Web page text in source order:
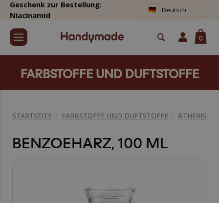
Geschenk zur Bestellung:
Niacinamid
Deutsch
0
FARBSTOFFE UND DUFTSTOFFE
STARTSEITE FARBSTOFFE UND DUFTSTOFFE
BENZOEHARZ, 100 ML